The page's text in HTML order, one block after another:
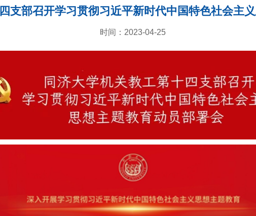
支部召开学习贯彻习近平新时代中国特色社会主
时间：2023-04-25